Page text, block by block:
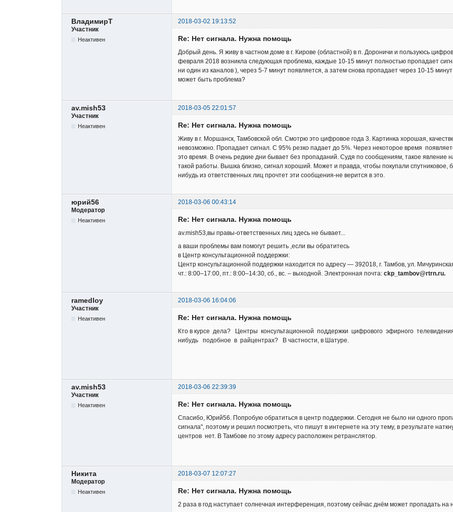
ВладимирТ
2018-03-02 19:13:52
Участник
Неактивен Re: Нет сигнала. Нужна помощь
Добрый день. Я живу в частном доме в г. Кирове (областной) в п. Дороничи и пользуюсь
февраля 2018 возникла следующая проблема, каждые 10-15 минут полностью пропадает
ни один из каналов ), через 5-7 минут появляется, а затем снова пропадает через 10-15
может быть проблема?
av.mish53
2018-03-05 22:01:57
Участник
Неактивен Re: Нет сигнала. Нужна помощь
Живу в г. Моршанск, Тамбовской обл. Смотрю это цифровое года 3. Картинка хорошая,
невозможно. Пропадает сигнал. С 95% резко падает до 5%. Через некоторое время
это время. В очень редкие дни бывает без пропаданий. Судя по сообщениям, такое
такой работы. Вышка близко, сигнал хороший. Может и правда, чтобы покупали
нибудь из ответственных лиц прочтет эти сообщения-не верится в это.
юрий56
2018-03-06 00:43:14
Модератор
Неактивен Re: Нет сигнала. Нужна помощь
av.mish53,вы правы-ответственных лиц здесь не бывает...
а ваши проблемы вам помогут решить ,если вы обратитесь
в Центр консультационной поддержки:
Центр консультационной поддержки находится по адресу — 392018, г. Тамбов, ул.
чт.: 8:00–17:00, пт.: 8:00–14:30, сб., вс. – выходной. Электронная почта: ckp_tambov@rtrn.ru.
ramedloy
2018-03-06 16:04:06
Участник
Неактивен Re: Нет сигнала. Нужна помощь
Кто в курсе дела? Центры консультационной поддержки цифрового эфирного
нибудь подобное в райцентрах? В частности, в Шатуре.
av.mish53
2018-03-06 22:39:39
Участник
Неактивен Re: Нет сигнала. Нужна помощь
Спасибо, Юрий56. Попробую обратиться в центр поддержки. Сегодня не было ни одного
сигнала", поэтому и решил посмотреть, что пишут в интернете на эту тему, в результате
центров нет. В Тамбове по этому адресу расположен ретранслятор.
Никита
2018-03-07 12:07:27
Модератор
Неактивен Re: Нет сигнала. Нужна помощь
2 раза в год наступает солнечная интерференция, поэтому сейчас днём может пропадать на